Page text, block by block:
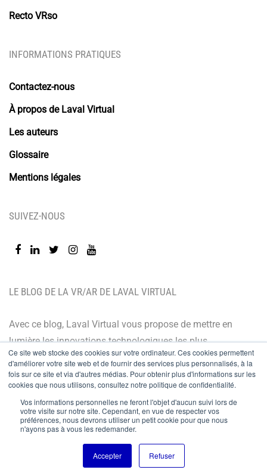
Ce site web stocke des cookies sur votre ordinateur. Ces cookies permettent
d'améliorer votre site web et de fournir des services plus personnalisés, à la
fois sur ce site et via d'autres médias. Pour obtenir plus d'informations sur les
cookies que nous utilisons, consultez notre politique de confidentialité.
Vos informations personnelles ne feront l'objet d'aucun suivi lors de
votre visite sur notre site. Cependant, en vue de respecter vos
préférences, nous devrons utiliser un petit cookie pour que nous
n'ayons pas à vous les redemander.
Accepter Refuser
LE BLOG DE LA VR/AR DE LAVAL VIRTUAL
Avec ce blog, Laval Virtual vous propose de mettre en
lumière les innovations technologiques les plus
récentes et les dernières tendances. Orienté BtoB, le
blog de Laval Virtual s’adresse à tous ceux qui désirent
mieux comprendre et mieux maîtriser les technologies
immersives, les intégrer à leur chaîne de valeur ou
encore anticiper leurs évolutions.
Recto VRso
INFORMATIONS PRATIQUES
Contactez-nous
À propos de Laval Virtual
Les auteurs
Glossaire
Mentions légales
SUIVEZ-NOUS